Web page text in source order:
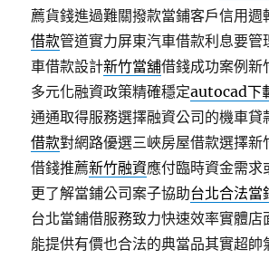
薦貨錢進過難關撥款當鋪客戶信用週
借款管道實力屏東汽車借款利息要管
車借款設計新竹當舖借錢成功案例新
多元化融資政策精確穩定autocad下
通通取得服務選擇融資公司的機車貸
借款對網路優選三峽房屋借款選擇新
借錢推薦新竹融資應付臨時資金需求
更了解當鋪公司案子協助台北合法當
台北當鋪借服務致力快速效率實體店
能提供有價也合法的典當品其實超帥